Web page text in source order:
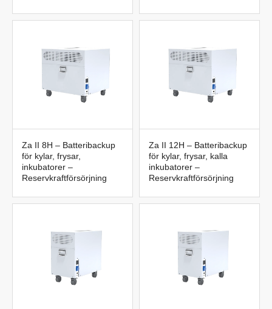
Za II 8H – Batteribackup
för kylar, frysar,
inkubatorer –
Reservkraftförsörjning
Za II 12H – Batteribackup
för kylar, frysar, kalla
inkubatorer –
Reservkraftförsörjning